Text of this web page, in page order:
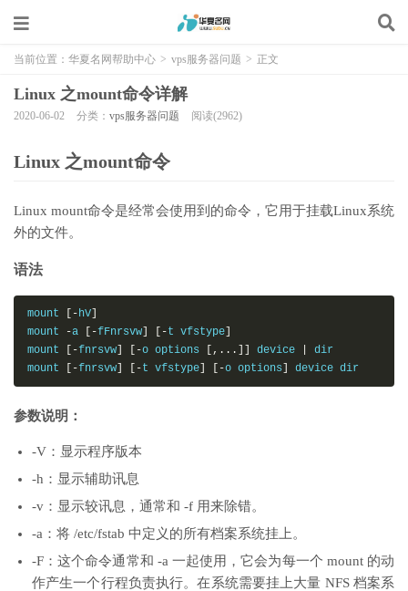
当前位置： 华夏名网帮助中心 > vps服务器问题 > 正文
Linux 之mount命令详解
2020-06-02 分类： vps服务器问题 阅读(2962)
Linux 之mount命令
Linux mount命令是经常会使用到的命令，它用于挂载Linux系统
外的文件。
语法
mount [-hV
mount
-a [-fFnrsvw [-t vfstype
mount
[-fnrsvw [-o options [,...]] device
dir
mount
[-fnrsvw [-t vfstype [-o options device dir
参数说明：
-V：显示程序版本
-h：显示辅助讯息
-v：显示较讯息，通常和 -f 用来除错。
-a：将 /etc/fstab 中定义的所有档案系统挂上。
-F：这个命令通常和 -a 一起使用，它会为每一个 mount 的动
作产生一个行程负责执行。在系统需要挂上大量 NFS 档案系